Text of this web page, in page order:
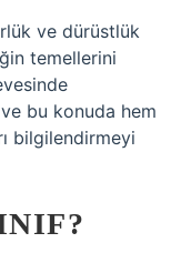
ve dürüstlük
temellerini
bu konuda hem
bilgilendirmeyi